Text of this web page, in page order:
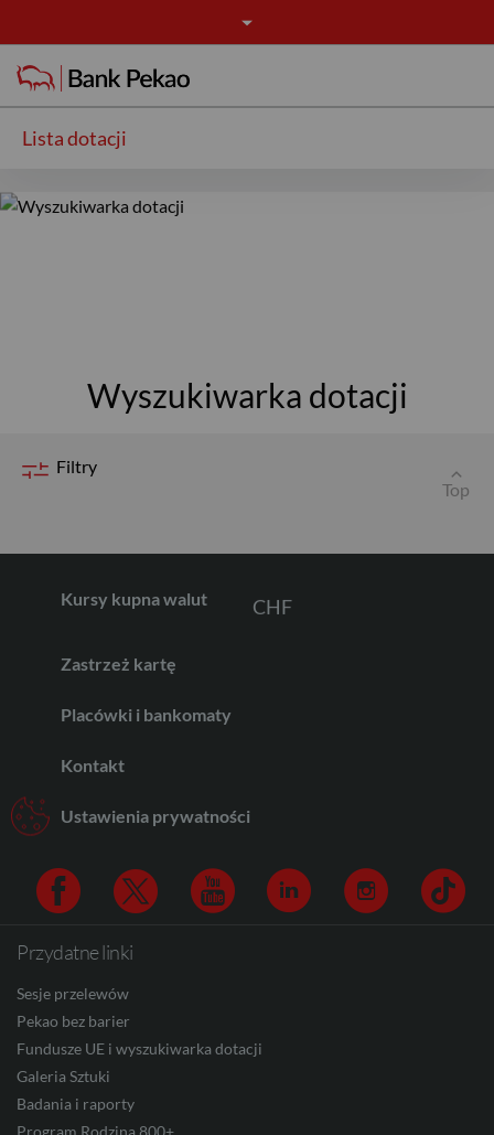
Lista dotacji
Wyszukiwarka dotacji
Wyszukiwarka dotacji
Filtry
Top
Kursy kupna walut
EUR
CHF
CAD
JPY
Zastrzeż kartę
Placówki i bankomaty
Kontakt
Ustawienia prywatności
Facebook
Przydatne linki
Sesje przelewów
Pekao bez barier
Fundusze UE i wyszukiwarka dotacji
Galeria Sztuki
Badania i raporty
Program Rodzina 800+